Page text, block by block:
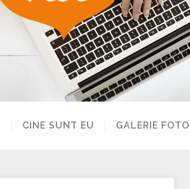
CINE SUNT EU GALERIE FOTO